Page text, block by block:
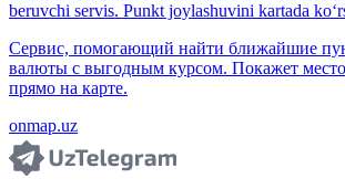
beruvchi servis. Punkt joylashuvini kartada
Сервис, помогающий найти ближайшие
валюты с выгодным курсом. Покажет
прямо на карте.
onmap.uz